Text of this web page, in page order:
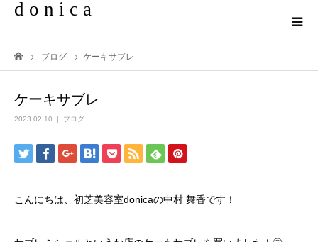
d o n i c a
ブログ ケーキサブレ
ケーキサブレ
2023.02.10 ブログ
こんにちは、初芝美容室donicaの中村 舞香です！